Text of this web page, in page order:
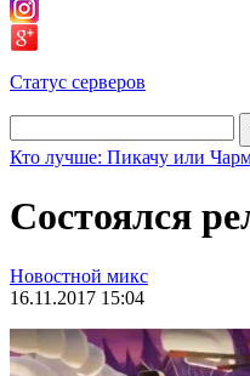
Статус серверов
Кто лучше: Пикачу или
Состоялся
Новостной микс
16.11.2017 15:04